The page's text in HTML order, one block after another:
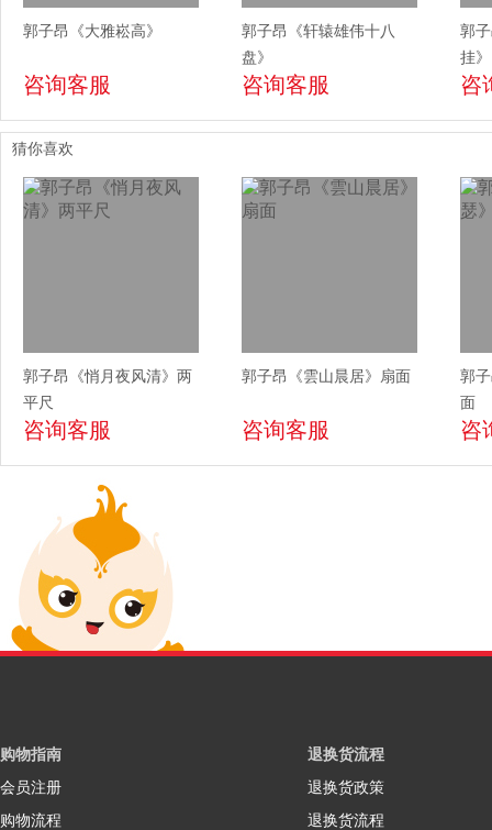
郭子昂《大雅崧高》
咨询客服
郭子昂《轩辕雄伟十八
盘》
咨询客服
郭
挂》
咨
猜你喜欢
郭子昂《悄月夜风清》两
平尺
咨询客服
郭子昂《雲山晨居》扇面
咨询客服
郭
面
咨
购物指南
会员注册
购物流程
退换货流程
退换货政策
退换货流程